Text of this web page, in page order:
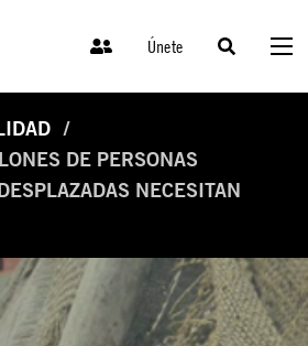
Únete
DE PERSONAS
NECESITAN